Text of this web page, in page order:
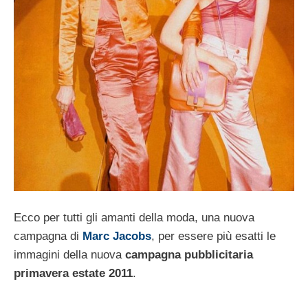
Ecco per tutti gli amanti della moda, una nuova
campagna di Marc Jacobs, per essere più esatti le
immagini della nuova campagna pubblicitaria
primavera estate 2011.